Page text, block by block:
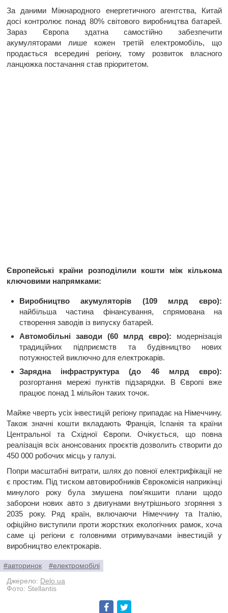
За даними Міжнародного енергетичного агентства, Китай
досі контролює понад 80% світового виробництва батарей.
Зараз Європа здатна самостійно забезпечити
акумуляторами лише кожен третій електромобіль, що
продається всередині регіону, тому розвиток власного
ланцюжка постачання став пріоритетом.
Європейські країни розподілили кошти між кількома
ключовими напрямками:
Виробництво акумуляторів (109 млрд євро):
найбільша частина фінансування, спрямована на
створення заводів із випуску батарей.
Автомобільні заводи (60 млрд євро): модернізація
традиційних підприємств та будівництво нових
потужностей виключно для електрокарів.
Зарядна інфраструктура (до 46 млрд євро):
розгортання мережі пунктів підзарядки. В Європі вже
працює понад 1 мільйон таких точок.
Майже чверть усіх інвестицій регіону припадає на Німеччину.
Також значні кошти вкладають Франція, Іспанія та країни
Центральної та Східної Європи. Очікується, що повна
реалізація всіх анонсованих проєктів дозволить створити до
450 000 робочих місць у галузі.
Попри масштабні витрати, шлях до повної електрифікації не
є простим. Під тиском автовиробників Єврокомісія наприкінці
минулого року була змушена пом'якшити плани щодо
заборони нових авто з двигунами внутрішнього згоряння з
2035 року. Ряд країн, включаючи Німеччину та Італію,
офіційно виступили проти жорстких екологічних рамок, хоча
саме ці регіони є головними отримувачами інвестицій у
виробництво електрокарів.
#авторинок
#електромобілі
Джерело: Delo.ua
Фото: Stellantis
Facebook